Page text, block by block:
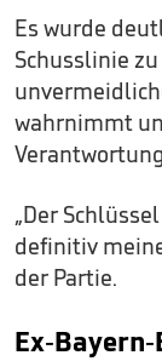
Es wurde
Schusslinie
wahrnimmt
„Der
definitiv
der Partie.
Ex-